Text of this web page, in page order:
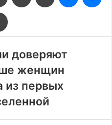
доверяют
женщин
из первых